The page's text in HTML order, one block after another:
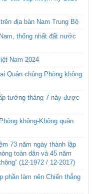
địa bàn Nam Trung Bộ
thống nhất đất nước
Nam 2024
Quân chủng Phòng không
tướng tháng 7 này được
không-Không quân
73 năm ngày thành lập
toàn dân và 45 năm
(12-1972 / 12-2017)
phần làm nên Chiến thắng